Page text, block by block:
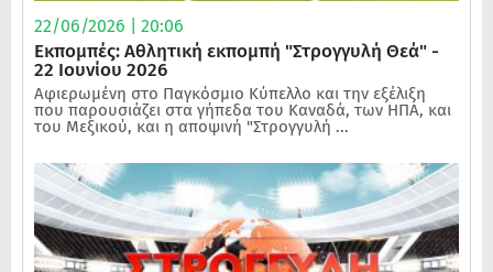
22/06/2026 | 20:06
Εκπομπές: Αθλητική εκπομπή "Στρογγυλή Θεά" -
22 Ιουνίου 2026
Αφιερωμένη στο Παγκόσμιο Κύπελλο και την εξέλιξη
που παρουσιάζει στα γήπεδα του Καναδά, των ΗΠΑ, και
του Μεξικού, και η αποψινή "Στρογγυλή ...